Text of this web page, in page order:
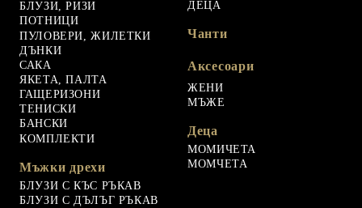
БЛУЗИ, РИЗИ
ПОТНИЦИ
ПУЛОВЕРИ, ЖИЛЕТКИ
ДЪНКИ
САКА
ЯКЕТА, ПАЛТА
ГАЩЕРИЗОНИ
ТЕНИСКИ
БАНСКИ
КОМПЛЕКТИ
Мъжки дрехи
БЛУЗИ С КЪС РЪКАВ
БЛУЗИ С ДЪЛЪГ РЪКАВ
ДЕЦА
Чанти
Аксесоари
ЖЕНИ
МЪЖЕ
Деца
МОМИЧЕТА
МОМЧЕТА